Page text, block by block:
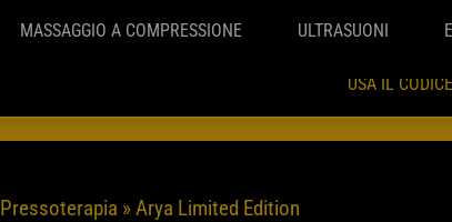
USA IL CODICE
MASSAGGIO A COMPRESSIONE ULTRASUONI
Pressoterapia » Arya Limited Edition